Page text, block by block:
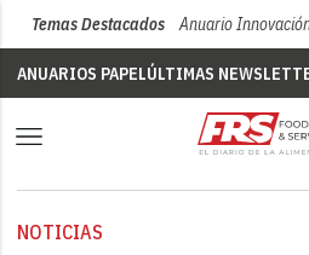
Temas Destacados Anuario
ANUARIOS PAPELÚLTIMAS
NOTICIAS